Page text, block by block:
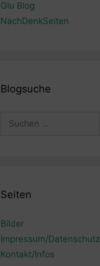
Glu Blog
NachDenkSeiten
Blogsuche
Seiten
Bilder
Impressum/Datenschutz
Kontakt/Infos